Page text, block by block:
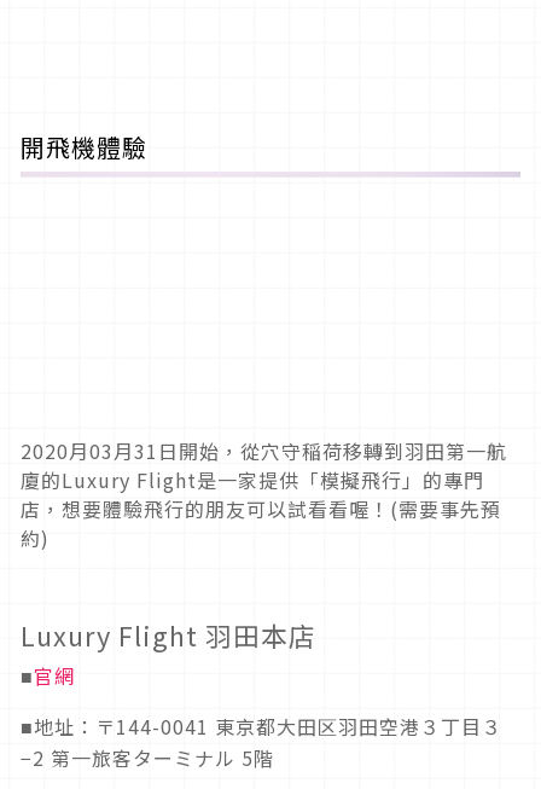
開飛機體驗
2020月03月31日開始，從穴守稲荷移轉到羽田第一航
廈的Luxury Flight是一家提供「模擬飛行」的專門
店，想要體驗飛行的朋友可以試看看喔！(需要事先預
約)
Luxury Flight 羽田本店
■官網
■地址：〒144-0041 東京都大田区羽田空港３丁目３
−2 第一旅客ターミナル 5階